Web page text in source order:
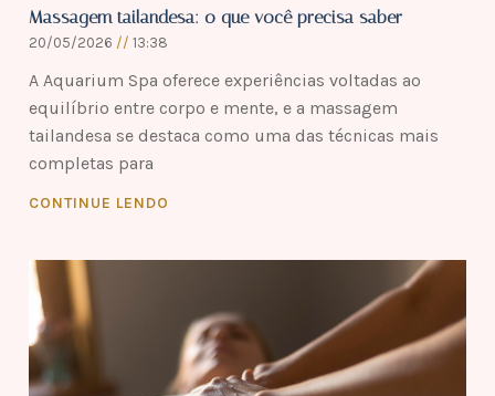
Massagem tailandesa: o que você precisa saber
20/05/2026 13:38
A Aquarium Spa oferece experiências voltadas ao
equilíbrio entre corpo e mente, e a massagem
tailandesa se destaca como uma das técnicas mais
completas para
CONTINUE LENDO